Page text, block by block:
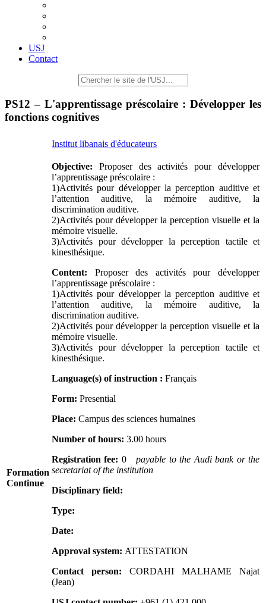
USJ
Contact
PS12 – L'apprentissage préscolaire : Développer les
fonctions cognitives
Institut libanais d'éducateurs
Formation
Continue
Objective: Proposer des activités pour développer
l’apprentissage préscolaire :
1)Activités pour développer la perception auditive et
l’attention auditive, la mémoire auditive, la
discrimination auditive.
2)Activités pour développer la perception visuelle et la
mémoire visuelle.
3)Activités pour développer la perception tactile et
kinesthésique.
Content: Proposer des activités pour développer
l’apprentissage préscolaire :
1)Activités pour développer la perception auditive et
l’attention auditive, la mémoire auditive, la
discrimination auditive.
2)Activités pour développer la perception visuelle et la
mémoire visuelle.
3)Activités pour développer la perception tactile et
kinesthésique.
Language(s) of instruction : Français
Form: Presential
Place: Campus des sciences humaines
Number of hours: 3.00 hours
Registration fee: 0payable to the Audi bank or the
secretariat of the institution
Disciplinary field:
Type:
Date:
Approval system: ATTESTATION
Contact person: CORDAHI MALHAME Najat
(Jean)